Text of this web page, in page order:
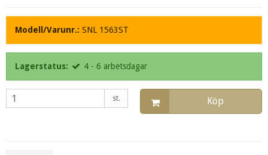
Modell/Varunr.: SNL 1563ST
Lagerstatus: 4 - 6 arbetsdagar
st. Köp